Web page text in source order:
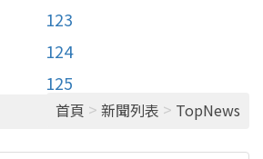
123
124
125
首頁 > 新聞列表 > TopNews